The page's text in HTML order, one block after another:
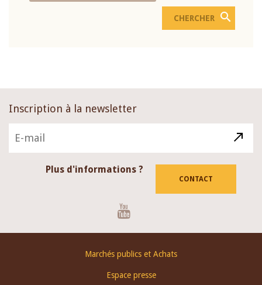
Inscription à la newsletter
Plus d'informations ?
CONTACT
Marchés publics et Achats
Espace presse